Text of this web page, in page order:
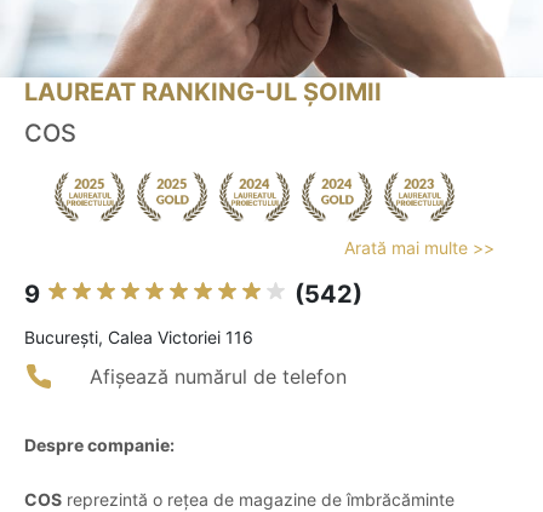
LAUREAT RANKING-UL ȘOIMII
COS
Arată mai multe >>
9 (542)
Bucureşti, Calea Victoriei 116
Afișează numărul de telefon
Despre companie:
COS reprezintă o rețea de magazine de îmbrăcăminte